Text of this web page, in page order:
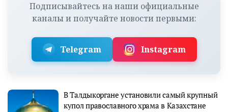
Подписывайтесь на наши официальные
каналы и получайте новости первыми:
Telegram Instagram
В Талдыкоргане установили самый крупный
купол православного храма в Казахстане